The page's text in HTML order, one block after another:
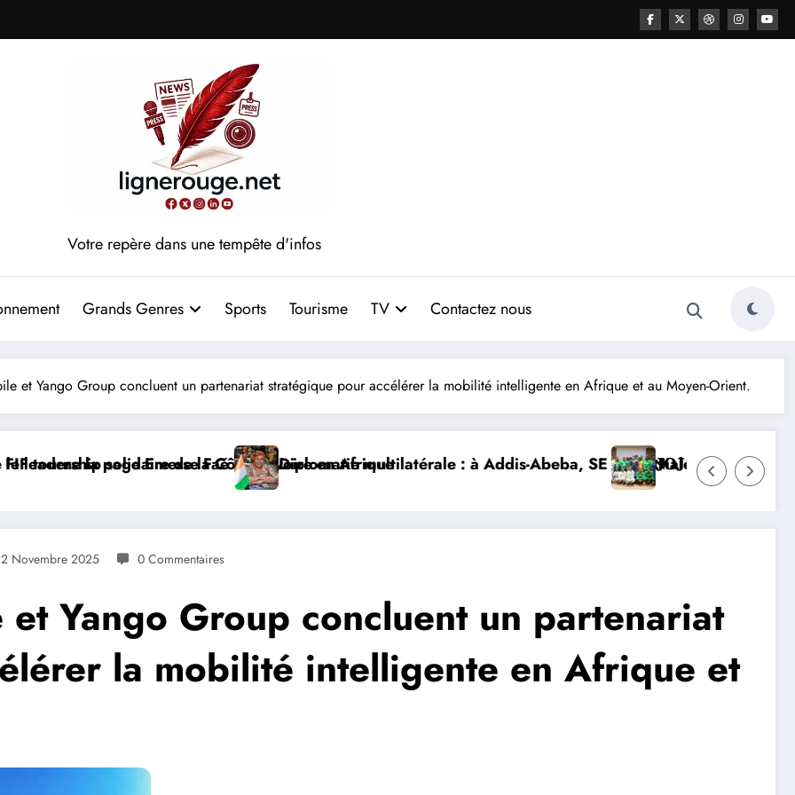
Votre repère dans une tempête d'infos
Grands Genres Sports Tourisme TV Contactez nous
et Yango Group concluent un partenariat stratégique pour accélérer la mobilité intelligente en Afrique et au Moyen-Orient.
d’Ivoire en Afrique
Diplomatie multilatérale : à Addis-Abeba, SE Mme Nialé Kaba porte la voix de la Côte d’Ivoire et
𝐉𝐎𝐉 𝐃𝐀𝐊𝐀𝐑 𝟐𝟎𝟐𝟔 : 𝐋𝐄𝐒 𝐀𝐓𝐇𝐋È𝐓𝐄𝐒 𝐈𝐕𝐎𝐈𝐑𝐈𝐄𝐍𝐒
Novembre 2025 0 Commentaires
Yango Group concluent un partenariat
la mobilité intelligente en Afrique et